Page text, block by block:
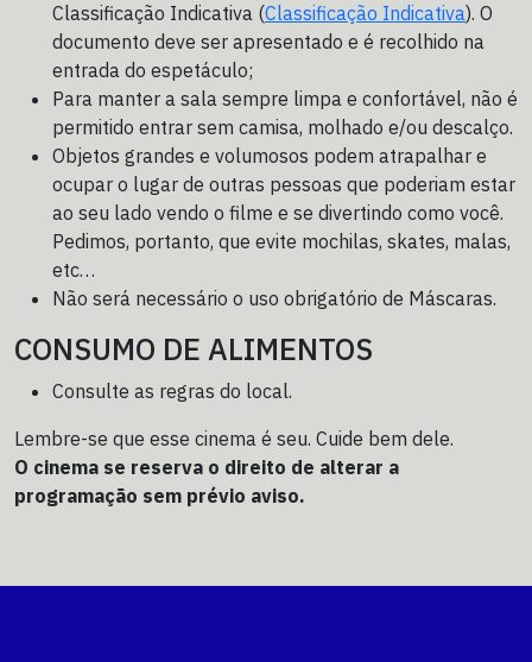
Classificação Indicativa (Classificação Indicativa). O
documento deve ser apresentado e é recolhido na
entrada do espetáculo;
Para manter a sala sempre limpa e confortável, não é
permitido entrar sem camisa, molhado e/ou descalço.
Objetos grandes e volumosos podem atrapalhar e
ocupar o lugar de outras pessoas que poderiam estar
ao seu lado vendo o filme e se divertindo como você.
Pedimos, portanto, que evite mochilas, skates, malas,
etc…
Não será necessário o uso obrigatório de Máscaras.
CONSUMO DE ALIMENTOS
Consulte as regras do local.
Lembre-se que esse cinema é seu. Cuide bem dele.
O cinema se reserva o direito de alterar a
programação sem prévio aviso.